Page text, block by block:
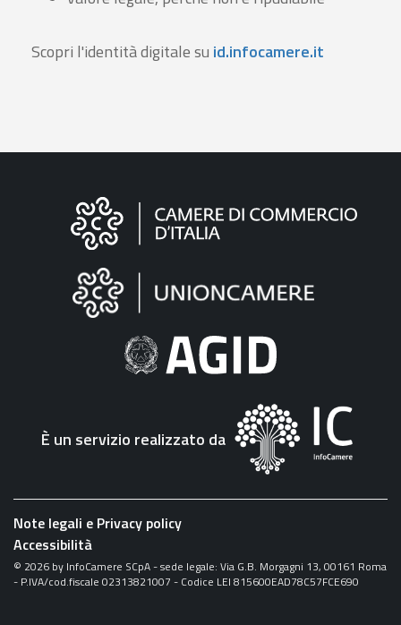
Scopri l'identità digitale su id.infocamere.it
Informazioni
"Fattura
Elettronica"
È un servizio realizzato da
Note legali e Privacy policy
Accessibilità
© 2026 by InfoCamere SCpA - sede legale: Via G.B. Morgagni 13, 00161 Roma
- P.IVA/cod.fiscale 02313821007 - Codice LEI 815600EAD78C57FCE690